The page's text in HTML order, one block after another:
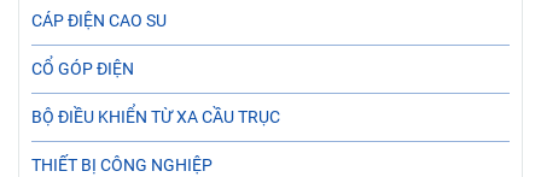
CÁP ĐIỆN CAO SU
CỔ GÓP ĐIỆN
BỘ ĐIỀU KHIỂN TỪ XA CẦU TRỤC
THIẾT BỊ CÔNG NGHIỆP